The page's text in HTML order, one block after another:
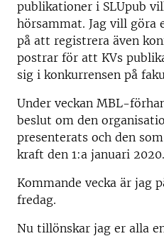
publikationer i SLUpub
hörsammat. Jag vill göra
på att registrera även
postrar för att KVs
sig i konkurrensen på
Under veckan MBL-
beslut om den
presenterats och den
kraft den 1:a januari 2020.
Kommande vecka är jag
fredag.
Nu tillönskar jag er alla